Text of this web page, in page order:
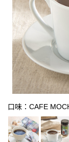
口味：CAFE